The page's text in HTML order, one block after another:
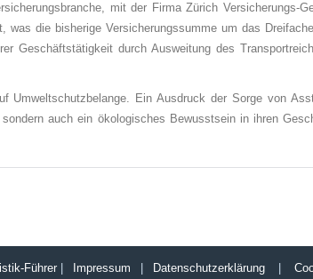
mit der Firma Zürich Versicherungs-
die bisherige Versicherungssumme um das
Geschäftstätigkeit durch Ausweitung des
Umweltschutzbelange. Ein Ausdruck der Sorge von
auch ein ökologisches Bewusstsein in ihren
Führer Impressum Datenschutzerklärung